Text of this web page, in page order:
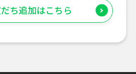
ち追加はこちら